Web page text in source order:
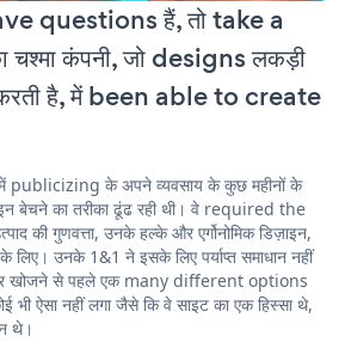
questions हैं, तो take a
कंपनी, जो designs लकड़ी
करती है, में been able to create
में publicizing के अपने व्यवसाय के कुछ महीनों के
बेचने का तरीका ढूंढ रही थी। वे required the
की गुणवत्ता, उनके हल्के और एर्गोनोमिक डिज़ाइन,
उनके 1&1 ने इसके लिए पर्याप्त समाधान नहीं
खोजने से पहले एक many different options
भी ऐसा नहीं लगा जैसे कि वे साइट का एक हिस्सा थे,
थे।